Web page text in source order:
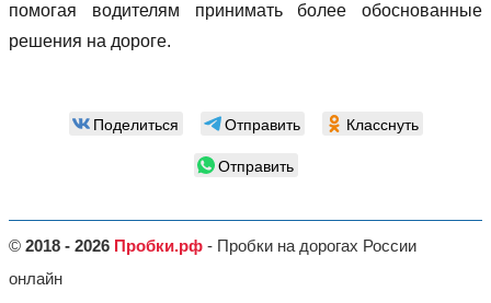
помогая водителям принимать более обоснованные
решения на дороге.
Поделиться Отправить
Класснуть
Отправить
© 2018 - 2026 Пробки.рф - Пробки на дорогах России
онлайн